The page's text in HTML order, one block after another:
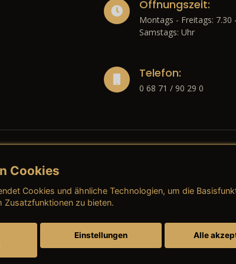
Öffnungszeit:
Montags - Freitags: 7.30
Samstags: Uhr
Telefon:
0 68 71 / 90 29 0
→ AGB (Neuwagen)
→
Cookies
Cookies und ähnliche Technologien, um die
Zusatzfunktionen zu bieten.
Einstellungen Alle